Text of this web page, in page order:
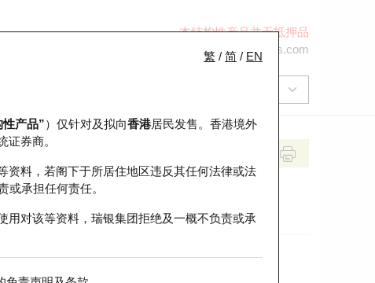
本结构性产品并无抵押品
ol-hkwarrants@ubs.com
繁 / 简 / EN
性产品”）仅针对及拟向香港居民发售。香港境外
券商。
资料，若阁下于所居住地区违反其任何法律或法
或承担任何责任。
用对该等资料，瑞银集团拒绝及一概不负责或承